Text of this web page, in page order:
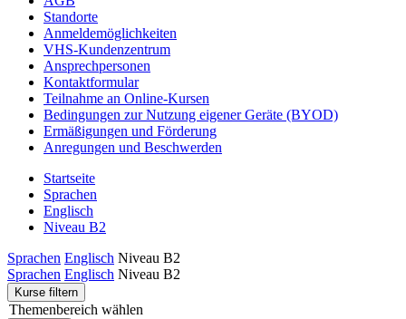
Standorte
Anmeldemöglichkeiten
VHS-Kundenzentrum
Ansprechpersonen
Kontaktformular
Teilnahme an Online-Kursen
Bedingungen zur Nutzung eigener Geräte (BYOD)
Ermäßigungen und Förderung
Anregungen und Beschwerden
Startseite
Sprachen
Englisch
Niveau B2
Sprachen Englisch Niveau B2
Sprachen Englisch Niveau B2
Kurse filtern
Themenbereich wählen